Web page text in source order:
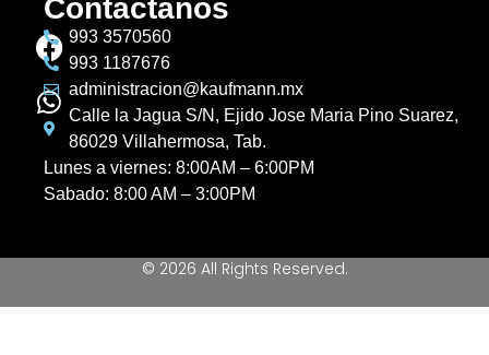
Contactanos
993 3570560
993 1187676
administracion@kaufmann.mx
Calle la Jagua S/N, Ejido Jose Maria Pino Suarez,
86029 Villahermosa, Tab.
Lunes a viernes: 8:00AM – 6:00PM
Sabado: 8:00 AM – 3:00PM
© 2026 All Rights Reserved.